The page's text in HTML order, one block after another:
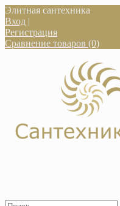
Элитная сантехника
Вход |
Регистрация
Сравнение товаров (0)